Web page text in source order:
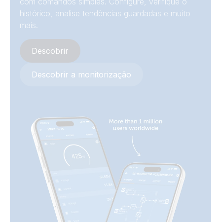
histórico, analise tendências guardadas e muito
mais.
Descobrir
Descobrir a monitorização